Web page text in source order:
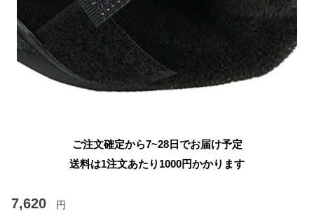
ご注文確定から7~28日でお届け予定
送料は1注文あたり 1000円かかります
7,620 円